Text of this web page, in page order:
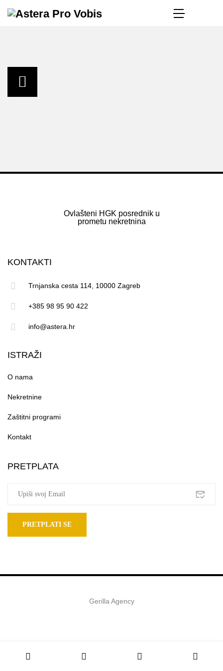
Ovlašteni HGK posrednik u
prometu nekretnina
KONTAKTI
Trnjanska cesta 114, 10000 Zagreb
+385 98 95 90 422
info@astera.hr
ISTRAŽI
O nama
Nekretnine
Zaštitni programi
Kontakt
PRETPLATA
Gerilla Agency